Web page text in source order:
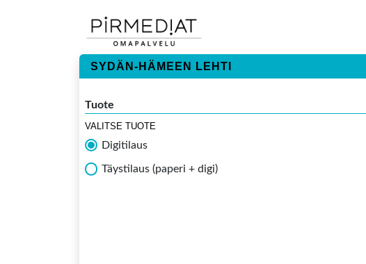
SYDÄN-HÄMEEN LEHTI
Tuote
VALITSE TUOTE
Digitilaus
Täystilaus (paperi + digi)